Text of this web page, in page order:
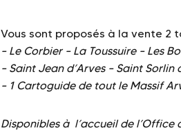
Vous sont proposés à la vente
– Le Corbier – La Toussuire – Les
– Saint Jean d’Arves – Saint Sorlin
– 1 Cartoguide de tout le Massif
Disponibles à l’accueil de l’Office